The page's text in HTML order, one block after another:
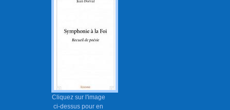
Cliquez sur l'image
ci-dessus pour en